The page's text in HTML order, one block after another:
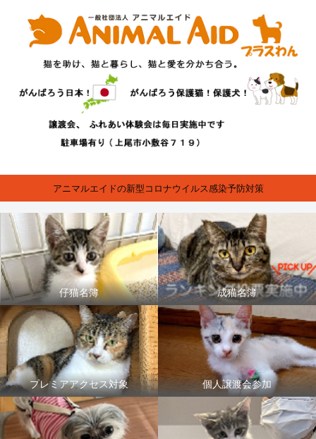
アニマルエイドの新型コロナウイルス感染予防対策
仔猫名簿 成猫名簿
プレミアアクセス対象 個人譲渡会参加